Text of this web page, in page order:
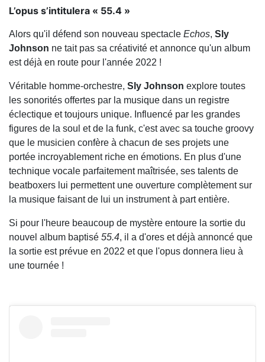
L’opus s’intitulera « 55.4 »
Alors qu'il défend son nouveau spectacle Echos, Sly
Johnson ne tait pas sa créativité et annonce qu'un album
est déjà en route pour l'année 2022 !
Véritable homme-orchestre, Sly Johnson explore toutes
les sonorités offertes par la musique dans un registre
éclectique et toujours unique. Influencé par les grandes
figures de la soul et de la funk, c'est avec sa touche groovy
que le musicien confère à chacun de ses projets une
portée incroyablement riche en émotions. En plus d'une
technique vocale parfaitement maîtrisée, ses talents de
beatboxers lui permettent une ouverture complètement sur
la musique faisant de lui un instrument à part entière.
Si pour l'heure beaucoup de mystère entoure la sortie du
nouvel album baptisé 55.4, il a d'ores et déjà annoncé que
la sortie est prévue en 2022 et que l'opus donnera lieu à
une tournée !